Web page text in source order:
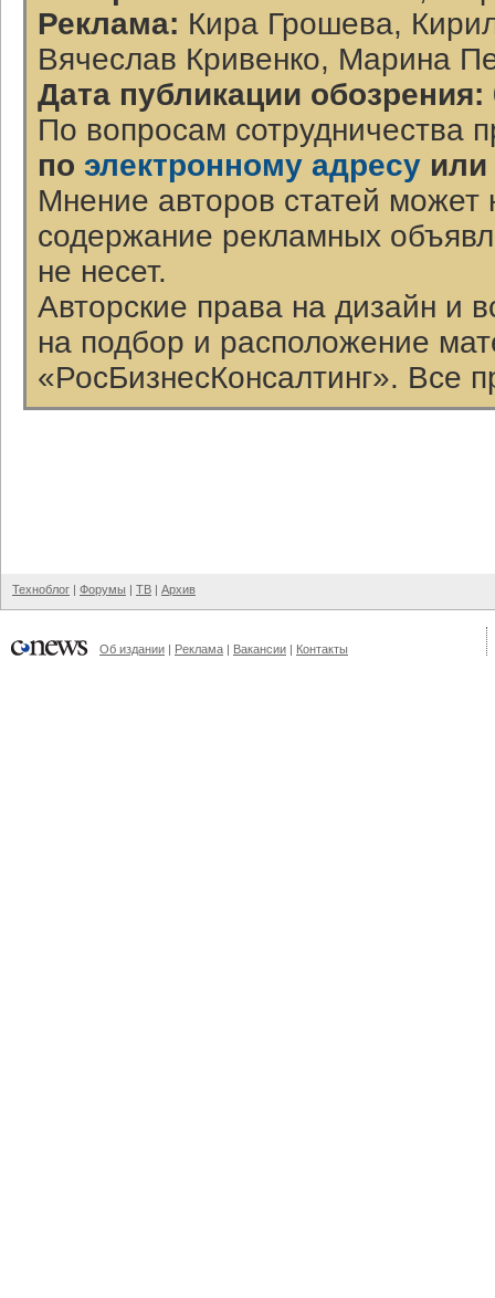
Реклама: Кира Грошева,
Вячеслав Кривенко, Марина
Дата публикации обозрения:
По вопросам сотрудничества
по электронному адресу
Мнение авторов статей может
содержание рекламных
не несет.
Авторские права на дизайн и
на подбор и расположение
«РосБизнесКонсалтинг». Все
Техноблог | Форумы | ТВ | Архив
Об издании | Реклама | Вакансии | Контакты